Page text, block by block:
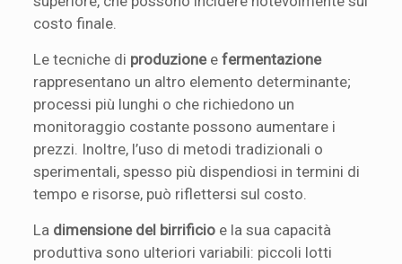
costo finale.
Le tecniche di produzioneefermentazione
rappresentano un altro elemento determinante;
processi più lunghi o che richiedono un
monitoraggio costante possono aumentare i
prezzi. Inoltre, l’uso di metodi tradizionali o
sperimentali, spesso più dispendiosi in termini di
tempo e risorse, può riflettersi sul costo.
La dimensione del birrificio e la sua capacità
produttiva sono ulteriori variabili: piccoli lotti